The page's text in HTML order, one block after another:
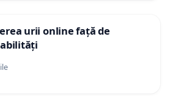
urii online față de